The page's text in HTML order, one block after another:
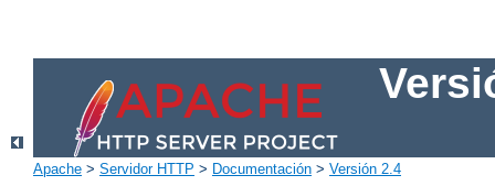
Apache > Servidor HTTP > Documentación > Versión 2.4